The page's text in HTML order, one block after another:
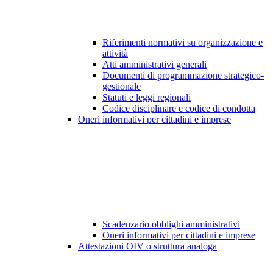
Riferimenti normativi su organizzazione e
attività
Atti amministrativi generali
Documenti di programmazione strategico-
gestionale
Statuti e leggi regionali
Codice disciplinare e codice di condotta
Oneri informativi per cittadini e imprese
Scadenzario obblighi amministrativi
Oneri informativi per cittadini e imprese
Attestazioni OIV o struttura analoga